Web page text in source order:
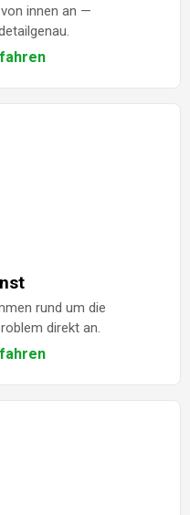
innen an —
rund um die
direkt an.